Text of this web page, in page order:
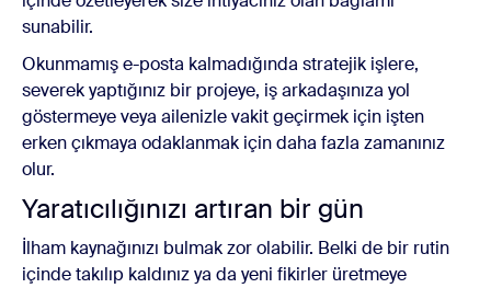
sunabilir.
Okunmamış e-posta kalmadığında stratejik işlere,
severek yaptığınız bir projeye, iş arkadaşınıza yol
göstermeye veya ailenizle vakit geçirmek için işten
erken çıkmaya odaklanmak için daha fazla zamanınız
olur.
Yaratıcılığınızı artıran bir gün
İlham kaynağınızı bulmak zor olabilir. Belki de bir rutin
içinde takılıp kaldınız ya da yeni fikirler üretmeye